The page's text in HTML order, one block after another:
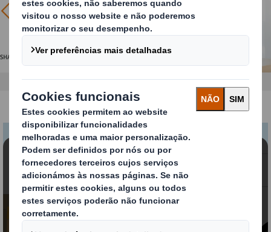
Conteúdo bloqueado
Para ver este vídeo, deve aceitar as cookies
“funcionais"
Alterar as minhas definições